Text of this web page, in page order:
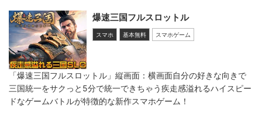
爆速三国フルスロットル
スマホ 基本無料 スマホゲーム
「爆速三国フルスロットル」縦画面：横画面自分の好きな向きで
三国統一をサクっと5分で統一できちゃう疾走感溢れるハイスピー
ドなゲームバトルが特徴的な新作スマホゲーム！